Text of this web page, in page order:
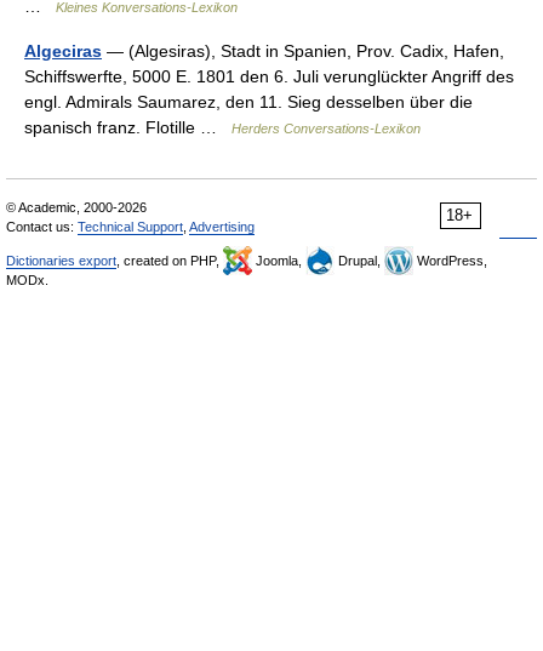
Kleines Konversations-Lexikon
Algeciras — (Algesiras), Stadt in Spanien, Prov. Cadix, Hafen,
Schiffswerfte, 5000 E. 1801 den 6. Juli verunglückter Angriff des
engl. Admirals Saumarez, den 11. Sieg desselben über die
spanisch franz. Flotille …
Herders Conversations-Lexikon
18+
© Academic, 2000-2026
Contact us: Technical Support Advertising
Dictionaries export , created on PHP, Joomla, Drupal,
WordPress,
MODx.